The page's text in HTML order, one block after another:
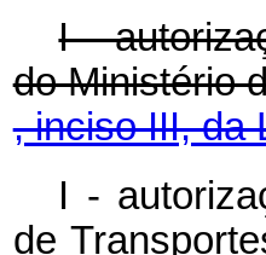
I -
do Ministério
, inciso III, da
I -
de